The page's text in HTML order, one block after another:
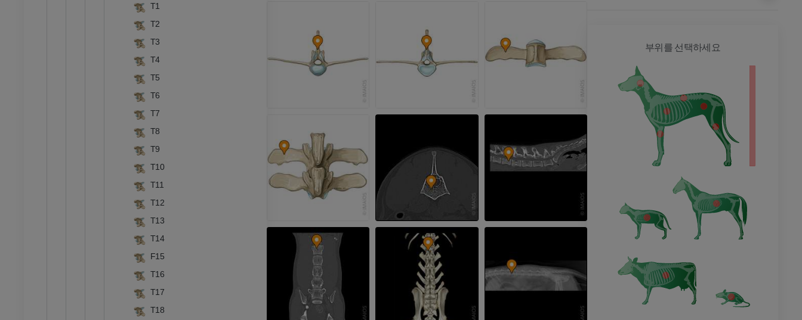
T1
T2
T3
T4
T5
T6
T7
T8
T9
T10
T11
T12
T13
T14
F15
T16
T17
T18
황소와 암소 - 일반 해부학
삽화
무료
소 - 골학
삽화
프리미엄
말 - 골학
말 - 골학
방사선 사진
무료
프리미엄
말 - 근육학
삽화
프리미엄
부위를 선택하세요